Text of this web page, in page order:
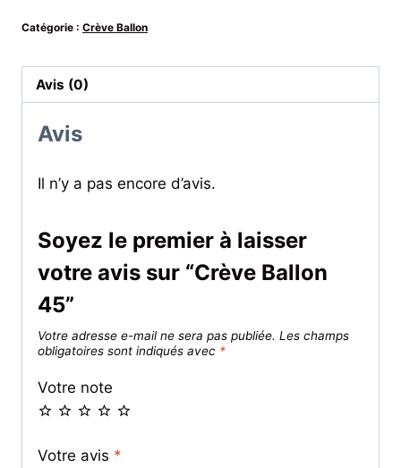
Catégorie : Crève Ballon
Avis (0)
Avis
Il n’y a pas encore d’avis.
Soyez le premier à laisser
votre avis sur “Crève Ballon
45”
Votre adresse e-mail ne sera pas publiée. Les champs
obligatoires sont indiqués avec *
Votre note
Votre avis *